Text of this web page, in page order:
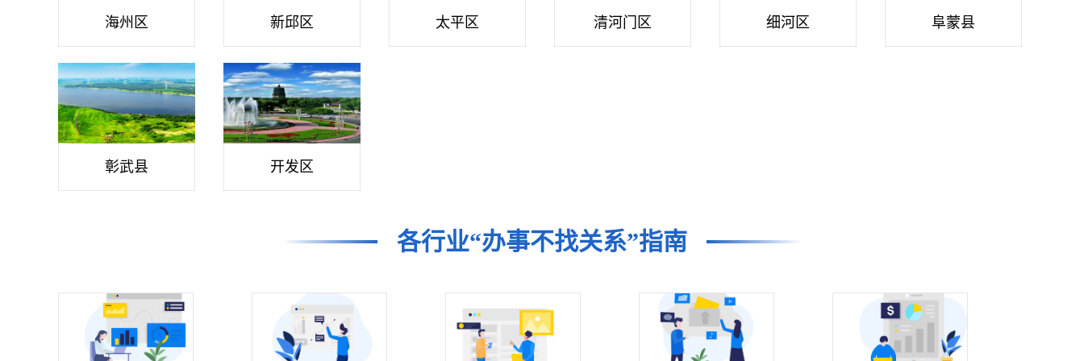
海州区 新邱区 太平区 清河门区 细河区 阜蒙县
彰武县 开发区
各行业“办事不找关系”指南